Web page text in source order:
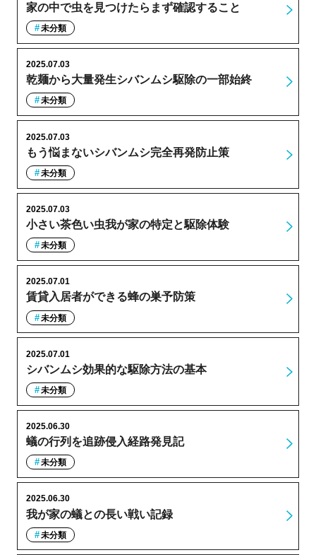
家の中で虫を見つけたらまず確認すること
未分類
乾麺から大量発生シバンムシ駆除の一部始終
2025.07.03
未分類
もう悩まないシバンムシ完全再発防止策
2025.07.03
未分類
小さい茶色い虫我が家の特定と駆除体験
2025.07.03
未分類
賃貸入居者ができる蜂の巣予防策
2025.07.01
未分類
シバンムシ効果的な駆除方法の基本
2025.07.01
未分類
蟻の行列を追跡侵入経路発見記
2025.06.30
未分類
我が家の蟻との長い戦い記録
2025.06.30
未分類